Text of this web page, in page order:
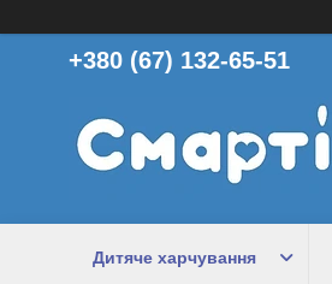
+380 (67) 132-65-51
Дитяче харчування